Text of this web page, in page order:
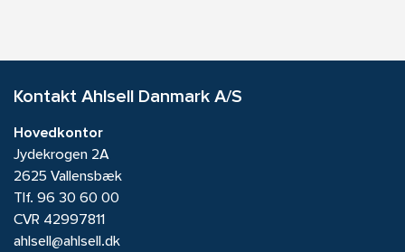
Kontakt Ahlsell Danmark A/S
Hovedkontor
Jydekrogen 2A
2625 Vallensbæk
Tlf. 96 30 60 00
CVR 42997811
ahlsell@ahlsell.dk